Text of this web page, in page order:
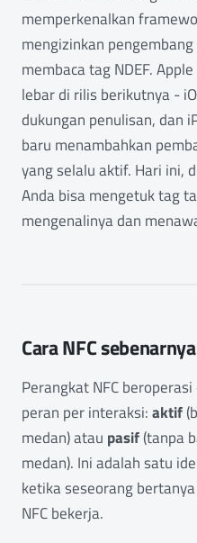
memperkenalkan
mengizinkan
membaca tag NDEF.
lebar di rilis berikutnya -
dukungan penulisan, dan
baru menambahkan
yang selalu aktif. Hari ini,
Anda bisa mengetuk tag
mengenalinya dan
Cara NFC
Perangkat NFC
peran per interaksi:aktif
medan) atau pasif(tanpa
medan). Ini adalah satu
ketika seseorang
NFC bekerja.